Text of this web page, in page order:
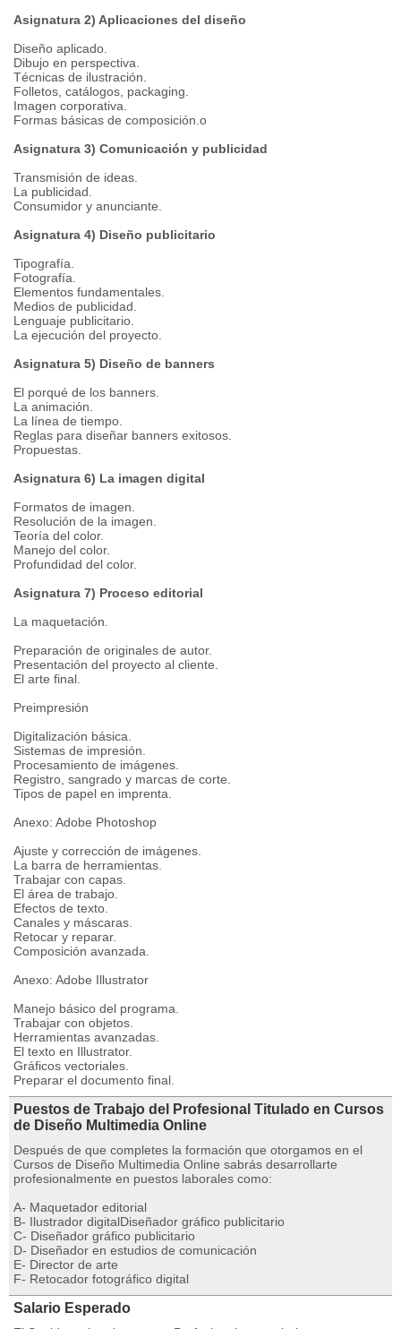
Asignatura 2) Aplicaciones del diseño
Diseño aplicado.
Dibujo en perspectiva.
Técnicas de ilustración.
Folletos, catálogos, packaging.
Imagen corporativa.
Formas básicas de composición.o
Asignatura 3) Comunicación y publicidad
Transmisión de ideas.
La publicidad.
Consumidor y anunciante.
Asignatura 4) Diseño publicitario
Tipografía.
Fotografía.
Elementos fundamentales.
Medios de publicidad.
Lenguaje publicitario.
La ejecución del proyecto.
Asignatura 5) Diseño de banners
El porqué de los banners.
La animación.
La línea de tiempo.
Reglas para diseñar banners exitosos.
Propuestas.
Asignatura 6) La imagen digital
Formatos de imagen.
Resolución de la imagen.
Teoría del color.
Manejo del color.
Profundidad del color.
Asignatura 7) Proceso editorial
La maquetación.
Preparación de originales de autor.
Presentación del proyecto al cliente.
El arte final.
Preimpresión
Digitalización básica.
Sistemas de impresión.
Procesamiento de imágenes.
Registro, sangrado y marcas de corte.
Tipos de papel en imprenta.
Anexo: Adobe Photoshop
Ajuste y corrección de imágenes.
La barra de herramientas.
Trabajar con capas.
El área de trabajo.
Efectos de texto.
Canales y máscaras.
Retocar y reparar.
Composición avanzada.
Anexo: Adobe Illustrator
Manejo básico del programa.
Trabajar con objetos.
Herramientas avanzadas.
El texto en Illustrator.
Gráficos vectoriales.
Preparar el documento final.
Puestos de Trabajo del Profesional Titulado en Cursos
de Diseño Multimedia Online
Después de que completes la formación que otorgamos en el
Cursos de Diseño Multimedia Online sabrás desarrollarte
profesionalmente en puestos laborales como:
A- Maquetador editorial
B- Ilustrador digitalDiseñador gráfico publicitario
C- Diseñador gráfico publicitario
D- Diseñador en estudios de comunicación
E- Director de arte
F- Retocador fotográfico digital
Salario Esperado